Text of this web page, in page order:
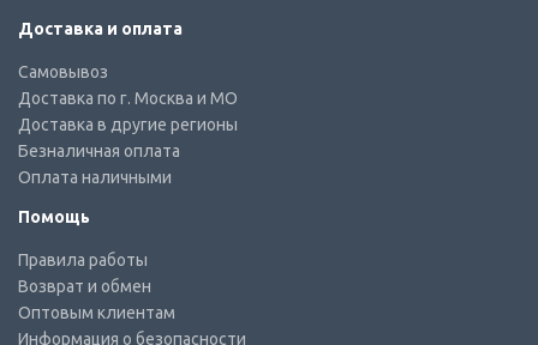
Доставка и оплата
Самовывоз
Доставка по г. Москва и МО
Доставка в другие регионы
Безналичная оплата
Оплата наличными
Помощь
Правила работы
Возврат и обмен
Оптовым клиентам
Информация о безопасности